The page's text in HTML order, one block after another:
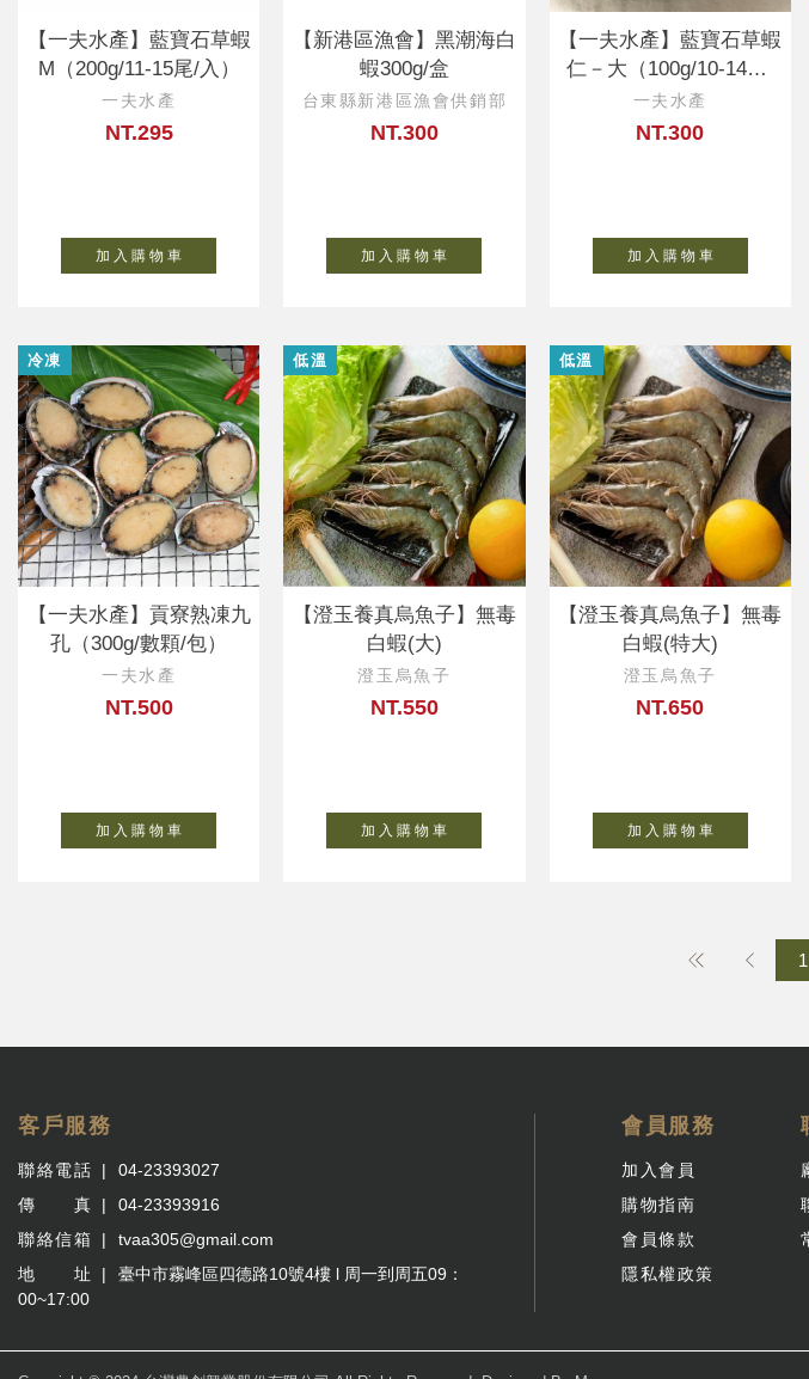
【一夫水產】藍寶石草蝦
M（200g/11-15尾/入）
一夫水產
NT.295
加 入 購 物 車
【新港區漁會】黑潮海白
蝦300g/盒
台東縣新港區漁會供銷部
NT.300
加 入 購 物 車
【一夫水產】藍寶石草蝦
仁－大（100g/10-14顆/
入）
一夫水產
NT.300
加 入 購 物 車
冷凍
【一夫水產】貢寮熟凍九
孔（300g/數顆/包）
一夫水產
NT.500
加 入 購 物 車
低溫
【澄玉養真烏魚子】無毒
白蝦(大)
澄玉烏魚子
NT.550
加 入 購 物 車
低溫
【澄玉養真烏魚子】無毒
白蝦(特大)
澄玉烏魚子
NT.650
加 入 購 物 車
1
客戶服務
聯絡電話
04-23393027
傳 真
04-23393916
聯絡信箱
tvaa305@gmail.com
地 址
臺中市霧峰區四德路10號4樓 l 周一到周五09：
00~17:00
會員服務
加入會員
購物指南
會員條款
隱私權政策